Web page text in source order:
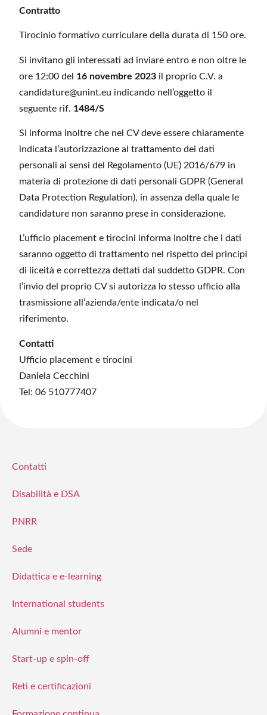
Contratto
Tirocinio formativo curriculare della durata di 150 ore.
Si invitano gli interessati ad inviare entro e non oltre le
ore 12:00 del 16 novembre 2023 il proprio C.V. a
candidature@unint.eu indicando nell’oggetto il
seguente rif. 1484/S
Si informa inoltre che nel CV deve essere chiaramente
indicata l’autorizzazione al trattamento dei dati
personali ai sensi del Regolamento (UE) 2016/679 in
materia di protezione di dati personali GDPR (General
Data Protection Regulation), in assenza della quale le
candidature non saranno prese in considerazione.
L’ufficio placement e tirocini informa inoltre che i dati
saranno oggetto di trattamento nel rispetto dei principi
di liceità e correttezza dettati dal suddetto GDPR. Con
l’invio del proprio CV si autorizza lo stesso ufficio alla
trasmissione all’azienda/ente indicata/o nel
riferimento.
Contatti
Ufficio placement e tirocini
Daniela Cecchini
Tel: 06 510777407
Contatti
Disabilità e DSA
PNRR
Sede
Didattica e e-learning
International students
Alumni e mentor
Start-up e spin-off
Reti e certificazioni